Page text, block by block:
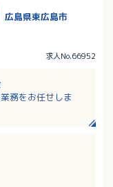
広島県東広島市
求人No.66952
務をお任せしま